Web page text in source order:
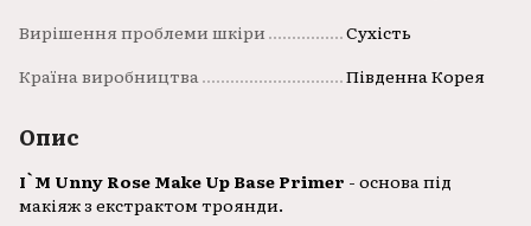
Вирішення проблеми шкіри
Сухість
Країна виробництва
Південна Корея
Опис
I`M Unny Rose Make Up Base Primer - основа під
макіяж з екстрактом троянди.